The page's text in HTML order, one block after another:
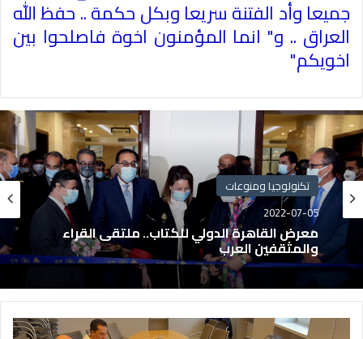
جميعا وأد الفتنة سريعا وبكل حكمة .. حفظ الله
العراق .. و" انما المؤمنون اخوة فاصلحوا بين
اخويكم"
تكنولوجيا ومنوعات
2022-07-05
معرض القاهرة الدولي للكتاب.. ملتقى القراء
والمثقفين العرب